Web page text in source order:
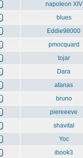
napoleon XIV
blues
Eddie98000
pmocquard
tojar
Dara
atanas
bruno
piereeeve
shavital
Yoc
ibook3